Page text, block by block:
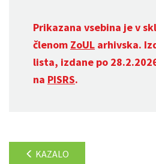
Prikazana vsebina je v
členom ZoUL arhivska.
lista, izdane po
na PISRS.
KAZALO